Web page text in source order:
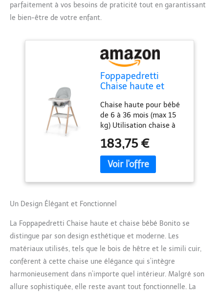
parfaitement à vos besoins de praticité tout en garantissant
le bien-être de votre enfant.
Foppapedretti
Chaise haute et
enfants de 6 mois à
3 ans (jusqu'à 15 Kg),
rembourrage
amovible et lavable,
assise ergonomique
et inclinable, double
plateau réglable,
Chaise haute pour bébé
de 6 à 36 mois (max 15
kg) Utilisation chaise à
Rembourrage en tissu
efeftto cuir amovible
pour un nettoyage facile.
protections pectorales,
la morphologie de
réglable et amovible.
Assise ergonomique et
inclinable (3 positions).
Filet de rangement
183,75 €
Un Design Élégant et Fonctionnel
La Foppapedretti Chaise haute et chaise bébé Bonito se
distingue par son design esthétique et moderne. Les
matériaux utilisés, tels que le bois de hêtre et le simili cuir,
confèrent à cette chaise une élégance qui s’intègre
harmonieusement dans n’importe quel intérieur. Malgré son
allure sophistiquée, elle reste avant tout fonctionnelle. La